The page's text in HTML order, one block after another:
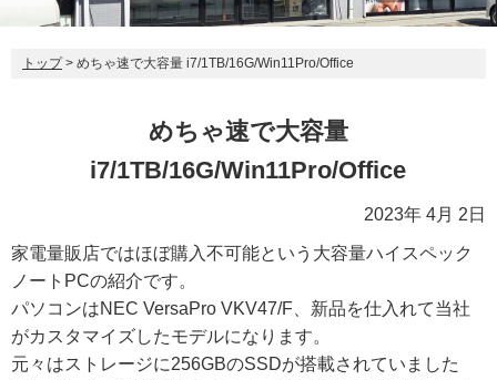
トップ> めちゃ速で大容量 i7/1TB/16G/Win11Pro/Office
めちゃ速で大容量
i7/1TB/16G/Win11Pro/Office
2023年 4月 2日
家電量販店ではほぼ購入不可能という大容量ハイスペック
ノートPCの紹介です。
パソコンはNEC VersaPro VKV47/F、新品を仕入れて当社
がカスタマイズしたモデルになります。
元々はストレージに256GBのSSDが搭載されていました